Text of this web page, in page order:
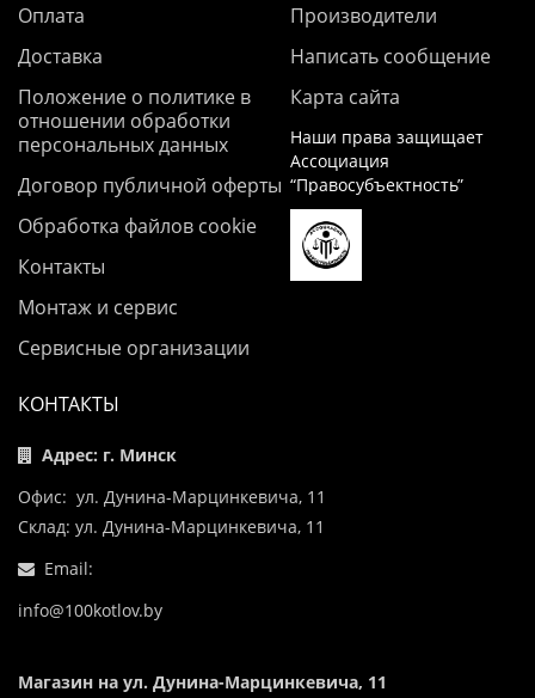
Оплата
Доставка
Положение о политике в
отношении обработки
персональных данных
Договор публичной оферты
Обработка файлов cookie
Контакты
Монтаж и сервис
Сервисные организации
Производители
Написать сообщение
Карта сайта
Наши права защищает
Ассоциация
“Правосубъектность”
КОНТАКТЫ
Адрес: г. Минск
Офис: ул. Дунина-Марцинкевича, 11
Склад: ул. Дунина-Марцинкевича, 11
Email:
info@100kotlov.by
Магазин на ул. Дунина-Марцинкевича, 11